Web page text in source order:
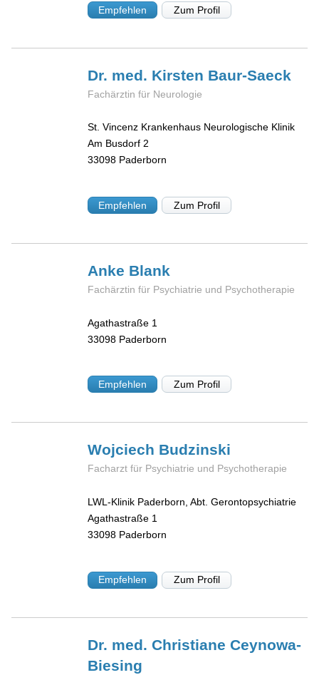
Empfehlen Zum Profil
Dr. med. Kirsten Baur-Saeck
Fachärztin für Neurologie
St. Vincenz Krankenhaus Neurologische Klinik
Am Busdorf 2
33098 Paderborn
Empfehlen Zum Profil
Anke Blank
Fachärztin für Psychiatrie und Psychotherapie
Agathastraße 1
33098 Paderborn
Empfehlen Zum Profil
Wojciech Budzinski
Facharzt für Psychiatrie und Psychotherapie
LWL-Klinik Paderborn, Abt. Gerontopsychiatrie
Agathastraße 1
33098 Paderborn
Empfehlen Zum Profil
Dr. med. ChristianeCeynowa-
Biesing